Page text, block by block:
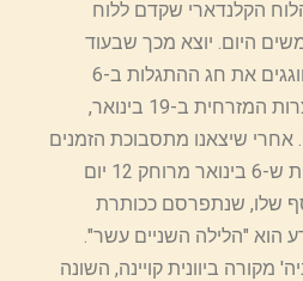
הקלנדארי שקדם ללוח
היום. יוצא מכך שבעוד
הקתולים ושאר העולם חוגגים את חג ההתגלות ב-6
בינואר, הוא נחוג ע"י הנצרות המזרחית ב-19 בינואר,
אחרי שיצאנו מתסבוכת הזמנים
נוכל לחשב לאחור ולראות ש-6 בינואר מרוחק 12 יום
שלו, שנתפרסם ככותרת
הוא "הלילה השניים עשר".
מקורה ביוונית קויינה, השונה